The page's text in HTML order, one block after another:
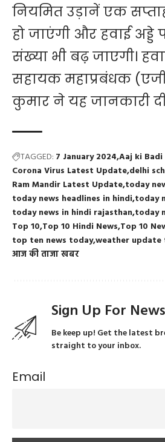
नियमित उड़ानें एक
हो जाएंगी और हवाई अड्डे
संख्या भी बढ़ जाएगी।
सहायक महाप्रबंधक
कुमार ने यह जानकारी दी
TAGGED: 7 January 2024 Aaj ki
Corona Virus Latest Update delhi
Ram Mandir Latest Update today
today news headlines in hindi today
today news in hindi rajasthan today
Top 10 Top 10 Hindi News Top 10
top ten news todayweather update
आज की ताजा खबर
Sign Up For
Be keep up! Get the latest
straight to your inbox.
Email